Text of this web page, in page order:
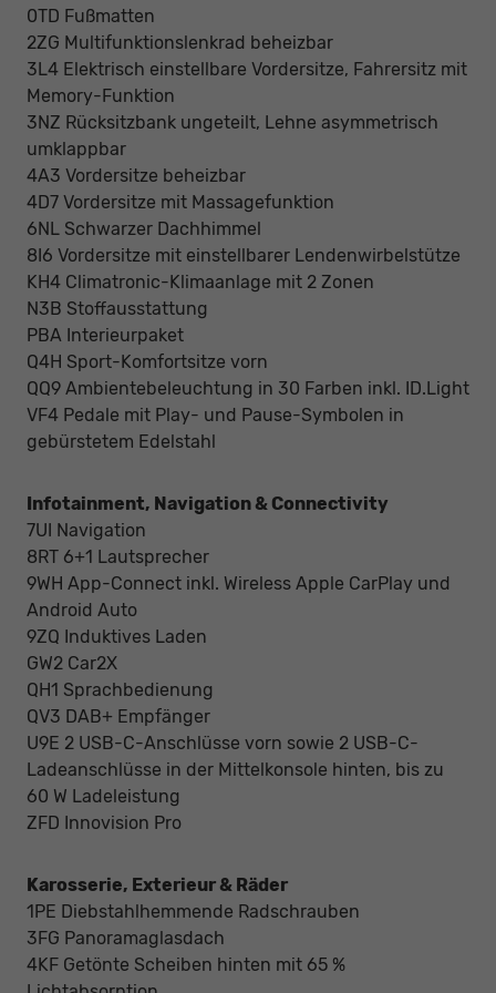
0TD Fußmatten
2ZG Multifunktionslenkrad beheizbar
3L4 Elektrisch einstellbare Vordersitze, Fahrersitz mit
Memory-Funktion
3NZ Rücksitzbank ungeteilt, Lehne asymmetrisch
umklappbar
4A3 Vordersitze beheizbar
4D7 Vordersitze mit Massagefunktion
6NL Schwarzer Dachhimmel
8I6 Vordersitze mit einstellbarer Lendenwirbelstütze
KH4 Climatronic-Klimaanlage mit 2 Zonen
N3B Stoffausstattung
PBA Interieurpaket
Q4H Sport-Komfortsitze vorn
QQ9 Ambientebeleuchtung in 30 Farben inkl. ID.Light
VF4 Pedale mit Play- und Pause-Symbolen in
gebürstetem Edelstahl
Infotainment, Navigation & Connectivity
7UI Navigation
8RT 6+1 Lautsprecher
9WH App-Connect inkl. Wireless Apple CarPlay und
Android Auto
9ZQ Induktives Laden
GW2 Car2X
QH1 Sprachbedienung
QV3 DAB+ Empfänger
U9E 2 USB-C-Anschlüsse vorn sowie 2 USB-C-
Ladeanschlüsse in der Mittelkonsole hinten, bis zu
60 W Ladeleistung
ZFD Innovision Pro
Karosserie, Exterieur & Räder
1PE Diebstahlhemmende Radschrauben
3FG Panoramaglasdach
4KF Getönte Scheiben hinten mit 65 %